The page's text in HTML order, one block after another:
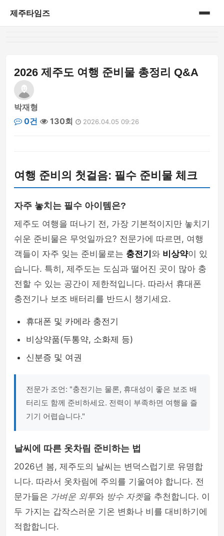
제주타임즈
2026 제주도 여행 준비물 총정리 Q&A
박재형
0건
130회 2026.04.05 09:26
여행 준비의 첫걸음: 필수 준비물 체크
자주 놓치는 필수 아이템은?
제주도 여행을 떠나기 전, 가장 기본적이지만 놓치기
쉬운 준비물은 무엇일까요? 전문가에 따르면, 여행
객들이 자주 잊는 준비물로는 충전기 와 비상약이 있
습니다. 특히, 제주도는 도심과 떨어진 곳이 많아 충
전할 수 있는 공간이 제한적입니다. 따라서 휴대폰
충전기나 보조 배터리를 반드시 챙기세요.
휴대폰 및 카메라 충전기
비상약품(두통약, 소화제 등)
신분증 및 여권
전문가 조언: "충전기는 물론, 휴대성이 좋은 보조 배
터리도 함께 준비하세요. 전력이 부족하면 여행을 즐
기기 어렵습니다."
날씨에 따른 옷차림 준비하는 법
2026년 봄, 제주도의 날씨는 변덕스럽기로 유명합
니다. 따라서 옷차림에 주의를 기울여야 합니다. 전
문가들은 가벼운 외투와 방수 자켓을 추천합니다. 이
두 가지는 갑작스러운 기온 변화나 비를 대비하기에
적합합니다.